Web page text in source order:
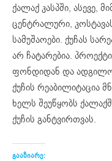
ქალაქ კასპში, ასევე,
ცენტრალური,
სამუშაოები. ქუჩას
არ ჩატარებია.
ფონდიდან და
ქუჩის რეაბილიტაცია
ხელს შეუწყობს
ქუჩის განტვირთვას.
გააზიარე: